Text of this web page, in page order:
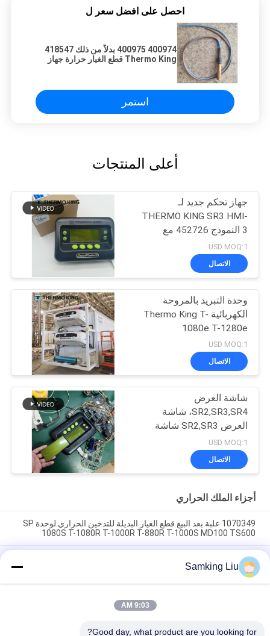
احصل على افضل سعر ل
400974 400975 بدلاً من ذلك 418547
Thermo King قطع الغيار حرارة جهاز
استمر
أعلى المنتجات
جهاز تحكم جديد لـ
THERMO KING SR3 HMI-
3 النموذج 452726 مع
SR4
USD MOQ:1
الاتصال
وحدة التبريد بالمروحة
الكهربائية Thermo King T-
1080e T-1280e
USD MOQ:1
الاتصال
شاشة العرض
SR2,SR3,SR4، شاشة
العرض SR2,SR3 شاشة
العرض CA-8452372
شاشة LCD من نوع العرض
الأخضر لـ THERMO KING
الغيار بعد البيع
USD MOQ:1
الاتصال
أجزاء الملك الحراري
1070349 علبة بعد البيع قطع الغيار البديلة للتدخين الحراري لوحدة SP
1080S T-1080R T-1000R T-880R T-1000S MD100 TS600
الوحدة T-1080S T-1080R T-1000R T-880R T-1000S MD100
TS600
Samking Liu
9:03 AM
Good day, what product are you looking for?